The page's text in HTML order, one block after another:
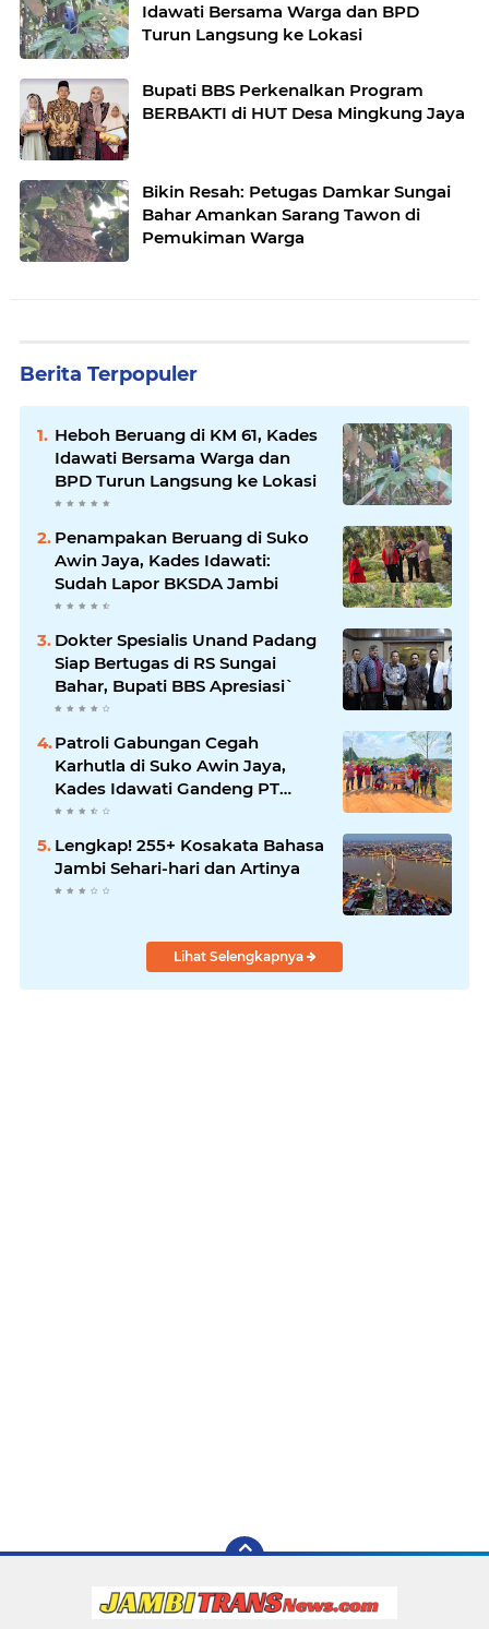
Idawati Bersama Warga dan BPD
Turun Langsung ke Lokasi
Bupati BBS Perkenalkan Program
BERBAKTI di HUT Desa Mingkung Jaya
Bikin Resah: Petugas Damkar Sungai
Bahar Amankan Sarang Tawon di
Pemukiman Warga
Berita Terpopuler
Heboh Beruang di KM 61, Kades
Idawati Bersama Warga dan
BPD Turun Langsung ke Lokasi
Penampakan Beruang di Suko
Awin Jaya, Kades Idawati:
Sudah Lapor BKSDA Jambi
Dokter Spesialis Unand Padang
Siap Bertugas di RS Sungai
Bahar, Bupati BBS Apresiasi`
Patroli Gabungan Cegah
Karhutla di Suko Awin Jaya,
Kades Idawati Gandeng PT
BBB-S, TNI dan BPD
Lengkap! 255+ Kosakata Bahasa
Jambi Sehari-hari dan Artinya
Lihat Selengkapnya